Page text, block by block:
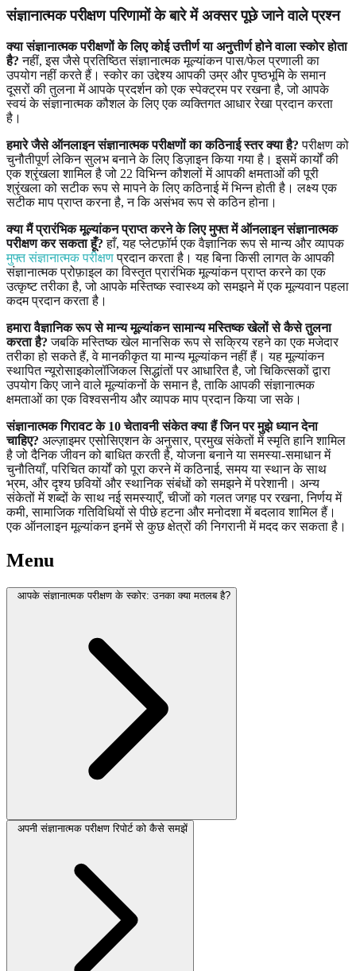
संज्ञानात्मक परीक्षण परिणामों के बारे में अक्सर पूछे जाने वाले प्रश्न
क्या संज्ञानात्मक परीक्षणों के लिए कोई उत्तीर्ण या अनुत्तीर्ण होने वाला स्कोर होता
है? नहीं, इस जैसे प्रतिष्ठित संज्ञानात्मक मूल्यांकन पास/फेल प्रणाली का
उपयोग नहीं करते हैं। स्कोर का उद्देश्य आपकी उम्र और पृष्ठभूमि के समान
दूसरों की तुलना में आपके प्रदर्शन को एक स्पेक्ट्रम पर रखना है, जो आपके
स्वयं के संज्ञानात्मक कौशल के लिए एक व्यक्तिगत आधार रेखा प्रदान करता
है।
हमारे जैसे ऑनलाइन संज्ञानात्मक परीक्षणों का कठिनाई स्तर क्या है? परीक्षण को
चुनौतीपूर्ण लेकिन सुलभ बनाने के लिए डिज़ाइन किया गया है। इसमें कार्यों की
एक श्रृंखला शामिल है जो 22 विभिन्न कौशलों में आपकी क्षमताओं की पूरी
श्रृंखला को सटीक रूप से मापने के लिए कठिनाई में भिन्न होती है। लक्ष्य एक
सटीक माप प्राप्त करना है, न कि असंभव रूप से कठिन होना।
क्या मैं प्रारंभिक मूल्यांकन प्राप्त करने के लिए मुफ्त में ऑनलाइन संज्ञानात्मक
परीक्षण कर सकता हूँ? हाँ, यह प्लेटफ़ॉर्म एक वैज्ञानिक रूप से मान्य और व्यापक
मुफ्त संज्ञानात्मक परीक्षणप्रदान करता है। यह बिना किसी लागत के आपकी
संज्ञानात्मक प्रोफ़ाइल का विस्तृत प्रारंभिक मूल्यांकन प्राप्त करने का एक
उत्कृष्ट तरीका है, जो आपके मस्तिष्क स्वास्थ्य को समझने में एक मूल्यवान पहला
कदम प्रदान करता है।
हमारा वैज्ञानिक रूप से मान्य मूल्यांकन सामान्य मस्तिष्क खेलों से कैसे तुलना
करता है? जबकि मस्तिष्क खेल मानसिक रूप से सक्रिय रहने का एक मजेदार
तरीका हो सकते हैं, वे मानकीकृत या मान्य मूल्यांकन नहीं हैं। यह मूल्यांकन
स्थापित न्यूरोसाइकोलॉजिकल सिद्धांतों पर आधारित है, जो चिकित्सकों द्वारा
उपयोग किए जाने वाले मूल्यांकनों के समान है, ताकि आपकी संज्ञानात्मक
क्षमताओं का एक विश्वसनीय और व्यापक माप प्रदान किया जा सके।
संज्ञानात्मक गिरावट के 10 चेतावनी संकेत क्या हैं जिन पर मुझे ध्यान देना
चाहिए? अल्ज़ाइमर एसोसिएशन के अनुसार, प्रमुख संकेतों में स्मृति हानि शामिल
है जो दैनिक जीवन को बाधित करती है, योजना बनाने या समस्या-समाधान में
चुनौतियाँ, परिचित कार्यों को पूरा करने में कठिनाई, समय या स्थान के साथ
भ्रम, और दृश्य छवियों और स्थानिक संबंधों को समझने में परेशानी। अन्य
संकेतों में शब्दों के साथ नई समस्याएँ, चीजों को गलत जगह पर रखना, निर्णय में
कमी, सामाजिक गतिविधियों से पीछे हटना और मनोदशा में बदलाव शामिल हैं।
एक ऑनलाइन मूल्यांकन इनमें से कुछ क्षेत्रों की निगरानी में मदद कर सकता है।
Menu
आपके संज्ञानात्मक परीक्षण के स्कोर: उनका क्या मतलब है?
अपनी संज्ञानात्मक परीक्षण रिपोर्ट को कैसे समझें